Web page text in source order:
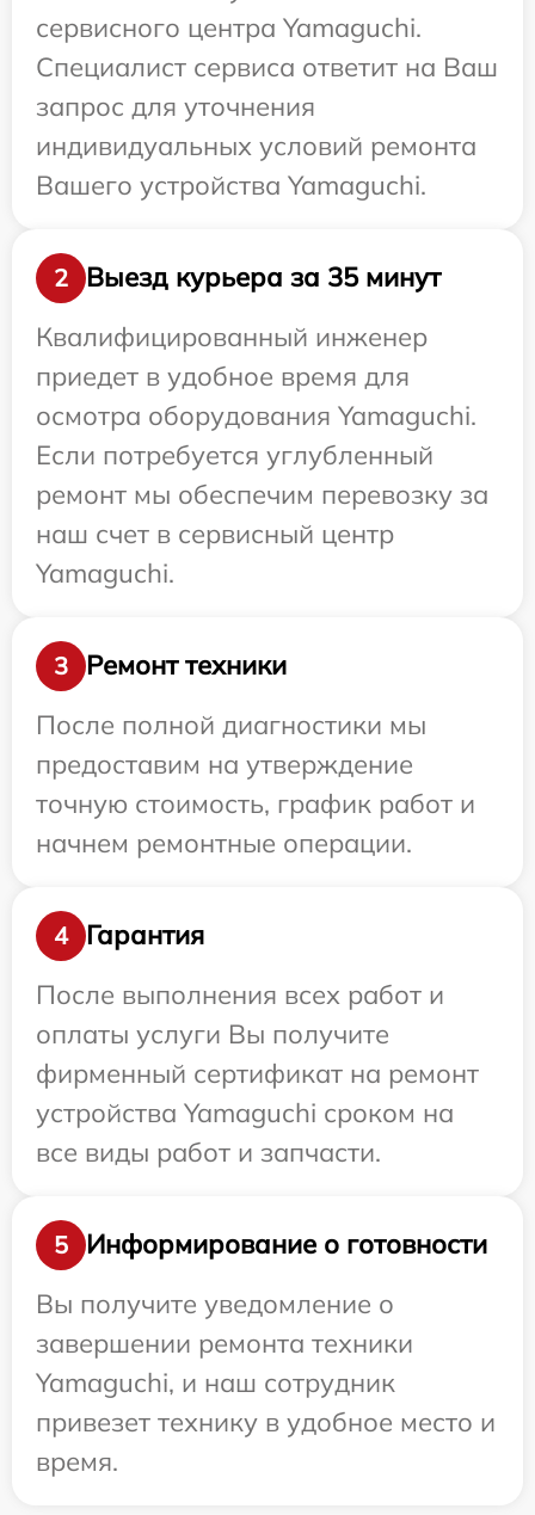
сервисного центра Yamaguchi.
Специалист сервиса ответит на Ваш
запрос для уточнения
индивидуальных условий ремонта
Вашего устройства Yamaguchi.
2
Выезд курьера за 35 минут
Квалифицированный инженер
приедет в удобное время для
осмотра оборудования Yamaguchi.
Если потребуется углубленный
ремонт мы обеспечим перевозку за
наш счет в сервисный центр
Yamaguchi.
3
Ремонт техники
После полной диагностики мы
предоставим на утверждение
точную стоимость, график работ и
начнем ремонтные операции.
4
Гарантия
После выполнения всех работ и
оплаты услуги Вы получите
фирменный сертификат на ремонт
устройства Yamaguchi сроком на
все виды работ и запчасти.
5
Информирование о готовности
Вы получите уведомление о
завершении ремонта техники
Yamaguchi, и наш сотрудник
привезет технику в удобное место и
время.